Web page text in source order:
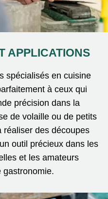
APPLICATIONS
spécialisés en cuisine
à ceux qui
précision dans la
de volaille ou de petits
réaliser des découpes
outil précieux dans les
et les amateurs
gastronomie.